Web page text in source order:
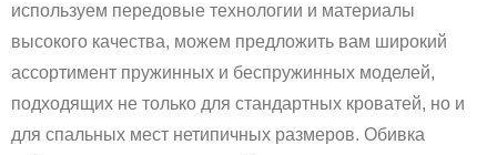
используем передовые технологии и материалы
высокого качества, можем предложить вам широкий
ассортимент пружинных и беспружинных моделей,
подходящих не только для стандартных кроватей, но и
для спальных мест нетипичных размеров. Обивка